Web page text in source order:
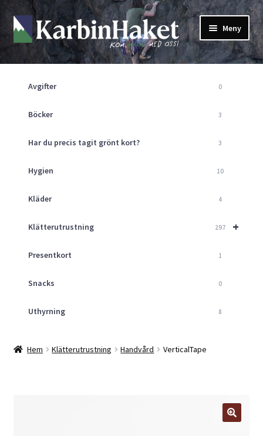
Hoppa
till
navigering
Hoppa
till
innehåll
Meny
Shop
Returpolicy
Mitt Konto
Kurser
Klätterväggen
Aktuellt
Avgifter 0
Böcker 3
Har du precis tagit grönt kort? 3
Hygien 10
Kläder 4
+
Klätterutrustning 297
Presentkort 1
Snacks 0
Uthyrning 8
Hem Klätterutrustning Handvård VerticalTape